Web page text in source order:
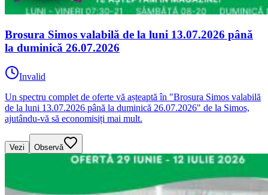
Brosura Simos valabilă de la luni 13.07.2026 până
la duminică 26.07.2026
Invalid
Un spectru complet de oferte vă așteaptă în "Brosura Simos valabilă
de la luni 13.07.2026 până la duminică 26.07.2026" de la Simos,
ajutându-vă să economisiți mai mult.
Vezi Observă